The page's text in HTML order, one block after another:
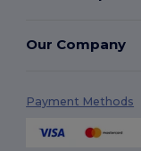
Our Company
Payment Methods